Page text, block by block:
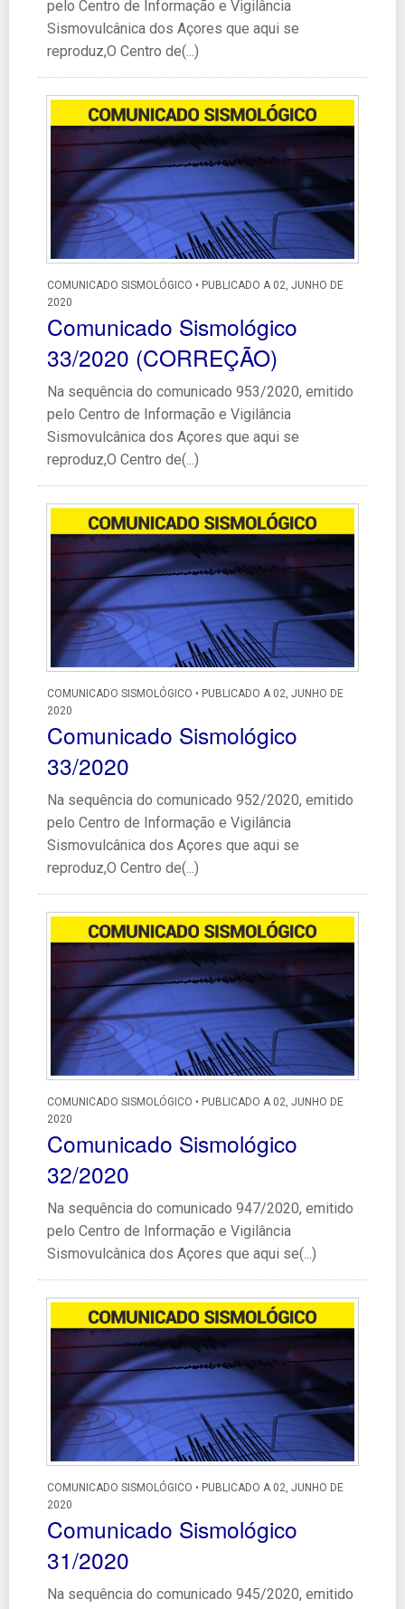
pelo Centro de Informação e Vigilância
Sismovulcânica dos Açores que aqui se
reproduz,O Centro de(...)
COMUNICADO SISMOLÓGICO • PUBLICADO A 02, JUNHO DE
2020
Comunicado Sismológico
33/2020 (CORREÇÃO)
Na sequência do comunicado 953/2020, emitido
pelo Centro de Informação e Vigilância
Sismovulcânica dos Açores que aqui se
reproduz,O Centro de(...)
COMUNICADO SISMOLÓGICO • PUBLICADO A 02, JUNHO DE
2020
Comunicado Sismológico
33/2020
Na sequência do comunicado 952/2020, emitido
pelo Centro de Informação e Vigilância
Sismovulcânica dos Açores que aqui se
reproduz,O Centro de(...)
COMUNICADO SISMOLÓGICO • PUBLICADO A 02, JUNHO DE
2020
Comunicado Sismológico
32/2020
Na sequência do comunicado 947/2020, emitido
pelo Centro de Informação e Vigilância
Sismovulcânica dos Açores que aqui se(...)
COMUNICADO SISMOLÓGICO • PUBLICADO A 02, JUNHO DE
2020
Comunicado Sismológico
31/2020
Na sequência do comunicado 945/2020, emitido